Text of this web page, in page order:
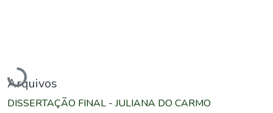
Carregando...
Arquivos
DISSERTAÇÃO FINAL - JULIANA DO CARMO